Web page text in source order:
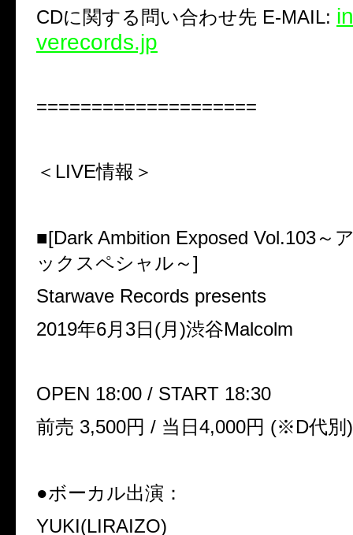
CDに関する問い合わせ先 E-MAIL:
verecords.jp
====================
＜LIVE情報＞
■[Dark Ambition Exposed Vol.103～
ックスペシャル～]
Starwave Records presents
2019年6月 3日 (月 )渋谷Malcolm
OPEN 18:00 / START 18:30
前売 3,500円 / 当日 4,000円 (※D代別 )
●ボーカル出演：
YUKI(LIRAIZO)